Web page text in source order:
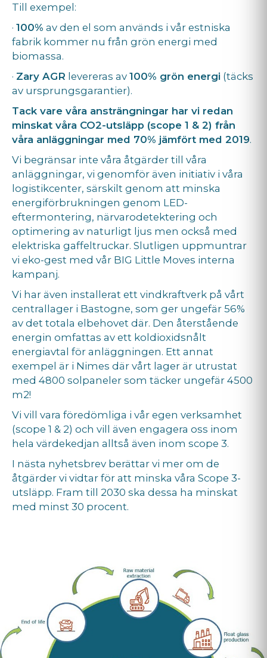
Till exempel:
· 100% av den el som används i vår estniska
fabrik kommer nu från grön energi med
biomassa.
· Zary AGR levereras av 100% grön energi (täcks
av ursprungsgarantier).
Tack vare våra ansträngningar har vi redan
minskat våra CO2-utsläpp (scope 1 & 2) från
våra anläggningar med 70% jämfört med 2019.
Vi begränsar inte våra åtgärder till våra
anläggningar, vi genomför även initiativ i våra
logistikcenter, särskilt genom att minska
energiförbrukningen genom LED-
eftermontering, närvarodetektering och
optimering av naturligt ljus men också med
elektriska gaffeltruckar. Slutligen uppmuntrar
vi eko-gest med vår BIG Little Moves interna
kampanj.
Vi har även installerat ett vindkraftverk på vårt
centrallager i Bastogne, som ger ungefär 56%
av det totala elbehovet där. Den återstående
energin omfattas av ett koldioxidsnålt
energiavtal för anläggningen. Ett annat
exempel är i Nimes där vårt lager är utrustat
med 4800 solpaneler som täcker ungefär 4500
m2!
Vi vill vara föredömliga i vår egen verksamhet
(scope 1 & 2) och vill även engagera oss inom
hela värdekedjan alltså även inom scope 3.
I nästa nyhetsbrev berättar vi mer om de
åtgärder vi vidtar för att minska våra Scope 3-
utsläpp. Fram till 2030 ska dessa ha minskat
med minst 30 procent.